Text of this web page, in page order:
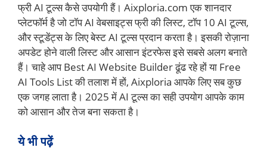
फ्री AI टूल्स कैसे उपयोगी हैं। Aixploria.com एक शानदार
प्लेटफॉर्म है जो टॉप AI वेबसाइट्स फ्री की लिस्ट, टॉप 10 AI टूल्स,
और स्टूडेंट्स के लिए बेस्ट AI टूल्स प्रदान करता है। इसकी रोज़ाना
अपडेट होने वाली लिस्ट और आसान इंटरफेस इसे सबसे अलग बनाते
हैं। चाहे आप Best AI Website Builder ढूंढ रहे हों या Free
AI Tools List की तलाश में हों, Aixploria आपके लिए सब कुछ
एक जगह लाता है। 2025 में AI टूल्स का सही उपयोग आपके काम
को आसान और तेज बना सकता है।
ये भी पढ़ें